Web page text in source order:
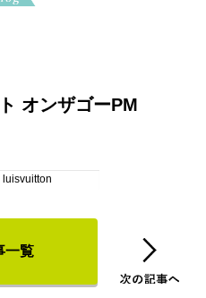
オンザゴーPM
luisvuitton
一覧